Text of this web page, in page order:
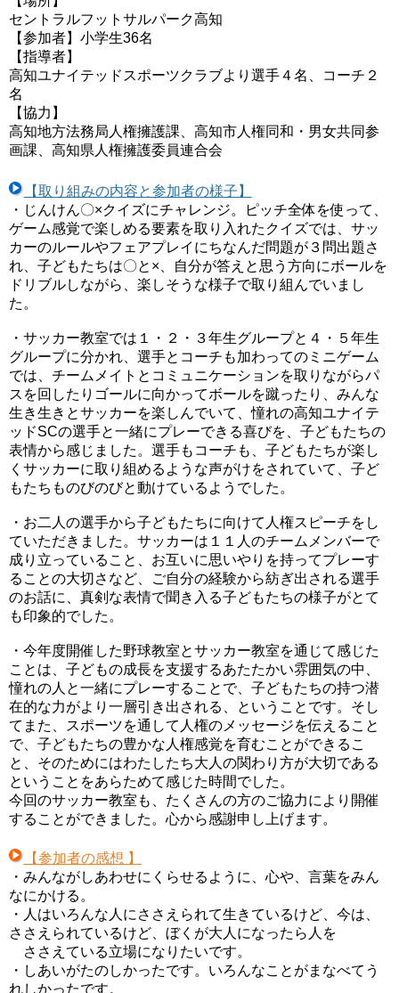
セントラルフットサルパーク高知
【参加者】小学生36名
【指導者】
高知ユナイテッドスポーツクラブより選手４名、コーチ２
名
【協力】
高知地方法務局人権擁護課、高知市人権同和・男女共同参
画課、高知県人権擁護委員連合会
【取り組みの内容と参加者の様子】
・じんけん〇×クイズにチャレンジ。ピッチ全体を使って、
ゲーム感覚で楽しめる要素を取り入れたクイズでは、サッ
カーのルールやフェアプレイにちなんだ問題が３問出題さ
れ、子どもたちは〇と×、自分が答えと思う方向にボールを
ドリブルしながら、楽しそうな様子で取り組んでいまし
た。
・サッカー教室では１・２・３年生グループと４・５年生
グループに分かれ、選手とコーチも加わってのミニゲーム
では、チームメイトとコミュニケーションを取りながらパ
スを回したりゴールに向かってボールを蹴ったり、みんな
生き生きとサッカーを楽しんでいて、憧れの高知ユナイテ
ッドSCの選手と一緒にプレーできる喜びを、子どもたちの
表情から感じました。選手もコーチも、子どもたちが楽し
くサッカーに取り組めるような声がけをされていて、子ど
もたちものびのびと動けているようでした。
・お二人の選手から子どもたちに向けて人権スピーチをし
ていただきました。サッカーは１１人のチームメンバーで
成り立っていること、お互いに思いやりを持ってプレーす
ることの大切さなど、ご自分の経験から紡ぎ出される選手
のお話に、真剣な表情で聞き入る子どもたちの様子がとて
も印象的でした。
・今年度開催した野球教室とサッカー教室を通じて感じた
ことは、子どもの成長を支援するあたたかい雰囲気の中、
憧れの人と一緒にプレーすることで、子どもたちの持つ潜
在的な力がより一層引き出される、ということです。そし
てまた、スポーツを通して人権のメッセージを伝えること
で、子どもたちの豊かな人権感覚を育むことができるこ
と、そのためにはわたしたち大人の関わり方が大切である
ということをあらためて感じた時間でした。
今回のサッカー教室も、たくさんの方のご協力により開催
することができました。心から感謝申し上げます。
【参加者の感想 】
・みんながしあわせにくらせるように、心や、言葉をみん
なにかける。
・人はいろんな人にささえられて生きているけど、今は、
ささえられているけど、ぼくが大人になったら人を
ささえている立場になりたいです。
・しあいがたのしかったです。いろんなことがまなべてう
れしかったです。